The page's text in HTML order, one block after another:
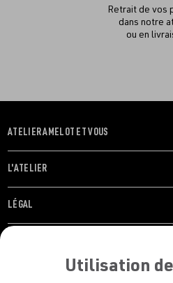
Retrait de vos
dans notre
ou en
OUVRIR
LE
MENU
ATELIER AMELOT ET VOUS
OUVRIR
LE
MENU
L'ATELIER
OUVRIR
LE
LÉGAL
RESTONS EN CONTACT ! ABONNEZ-VOUS
Utilisation